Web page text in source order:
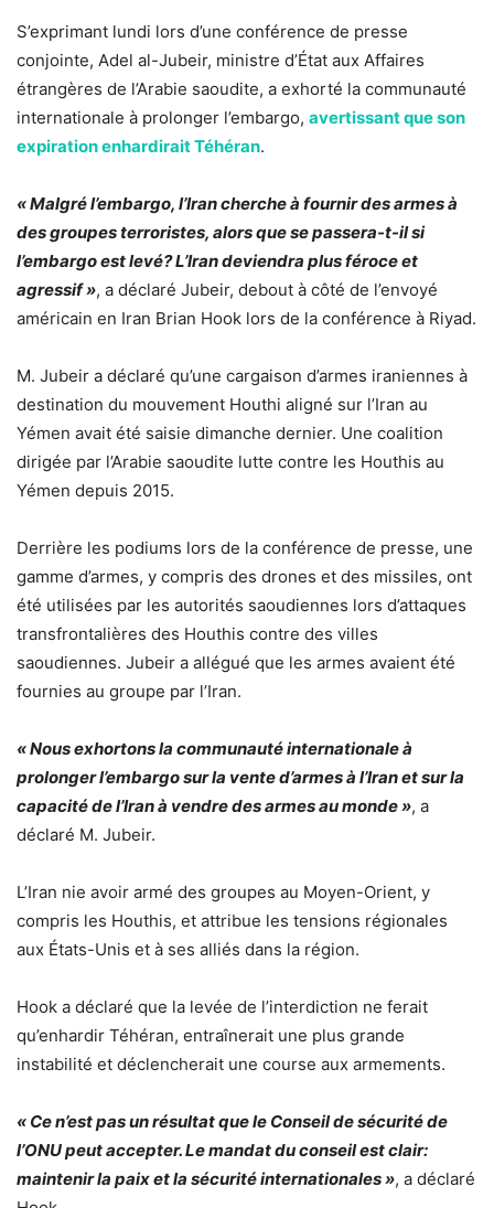
S’exprimant lundi lors d’une conférence de presse
conjointe, Adel al-Jubeir, ministre d’État aux Affaires
étrangères de l’Arabie saoudite, a exhorté la communauté
internationale à prolonger l’embargo, avertissant que son
expiration enhardirait Téhéran.
« Malgré l’embargo, l’Iran cherche à fournir des armes à
des groupes terroristes, alors que se passera-t-il si
l’embargo est levé? L’Iran deviendra plus féroce et
agressif », a déclaré Jubeir, debout à côté de l’envoyé
américain en Iran Brian Hook lors de la conférence à Riyad.
M. Jubeir a déclaré qu’une cargaison d’armes iraniennes à
destination du mouvement Houthi aligné sur l’Iran au
Yémen avait été saisie dimanche dernier. Une coalition
dirigée par l’Arabie saoudite lutte contre les Houthis au
Yémen depuis 2015.
Derrière les podiums lors de la conférence de presse, une
gamme d’armes, y compris des drones et des missiles, ont
été utilisées par les autorités saoudiennes lors d’attaques
transfrontalières des Houthis contre des villes
saoudiennes. Jubeir a allégué que les armes avaient été
fournies au groupe par l’Iran.
« Nous exhortons la communauté internationale à
prolonger l’embargo sur la vente d’armes à l’Iran et sur la
capacité de l’Iran à vendre des armes au monde », a
déclaré M. Jubeir.
L’Iran nie avoir armé des groupes au Moyen-Orient, y
compris les Houthis, et attribue les tensions régionales
aux États-Unis et à ses alliés dans la région.
Hook a déclaré que la levée de l’interdiction ne ferait
qu’enhardir Téhéran, entraînerait une plus grande
instabilité et déclencherait une course aux armements.
« Ce n’est pas un résultat que le Conseil de sécurité de
l’ONU peut accepter. Le mandat du conseil est clair:
maintenir la paix et la sécurité internationales », a déclaré